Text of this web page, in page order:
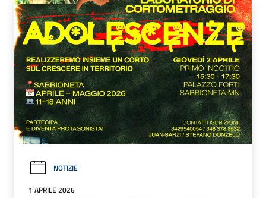
NOTIZIE
1 APRILE 2026